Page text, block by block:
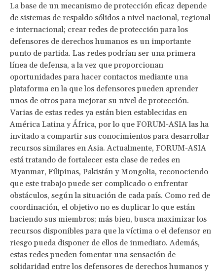
La base de un mecanismo de protección eficaz depende
de sistemas de respaldo sólidos a nivel nacional, regional
e internacional; crear redes de protección para los
defensores de derechos humanos es un importante
punto de partida. Las redes podrían ser una primera
línea de defensa, a la vez que proporcionan
oportunidades para hacer contactos mediante una
plataforma en la que los defensores pueden aprender
unos de otros para mejorar su nivel de protección.
Varias de estas redes ya están bien establecidas en
América Latina y África, por lo que FORUM-ASIA las ha
invitado a compartir sus conocimientos para desarrollar
recursos similares en Asia. Actualmente, FORUM-ASIA
está tratando de fortalecer esta clase de redes en
Myanmar, Filipinas, Pakistán y Mongolia, reconociendo
que este trabajo puede ser complicado o enfrentar
obstáculos, según la situación de cada país. Como red de
coordinación, el objetivo no es duplicar lo que están
haciendo sus miembros; más bien, busca maximizar los
recursos disponibles para que la víctima o el defensor en
riesgo pueda disponer de ellos de inmediato. Además,
estas redes pueden fomentar una sensación de
solidaridad entre los defensores de derechos humanos y